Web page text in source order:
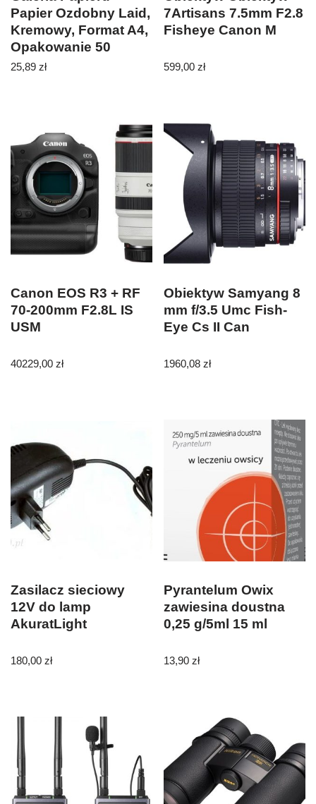
Papier Ozdobny Laid,
Kremowy, Format A4,
Opakowanie 50
Arkuszy
25,89 zł
7Artisans 7.5mm F2.8
Fisheye Canon M
599,00zł
Canon EOS R3 + RF
70-200mm F2.8L IS
USM
40229,00 zł
Obiektyw Samyang 8
mm f/3.5 Umc Fish-
Eye Cs II Can
1960,08zł
Zasilacz sieciowy
12V do lamp
AkuratLight
180,00 zł
Pyrantelum Owix
zawiesina doustna
0,25 g/5ml 15 ml
13,90zł